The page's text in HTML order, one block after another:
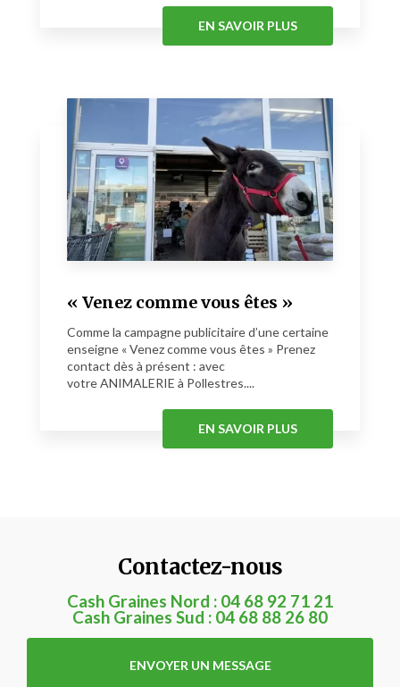
EN SAVOIR PLUS
« Venez comme vous êtes »
Comme la campagne publicitaire d’une certaine
enseigne « Venez comme vous êtes » Prenez
contact dès à présent : avec
votre ANIMALERIE à Pollestres....
EN SAVOIR PLUS
Contactez-nous
Cash Graines Nord : 04 68 92 71 21
Cash Graines Sud : 04 68 88 26 80
ENVOYER UN MESSAGE